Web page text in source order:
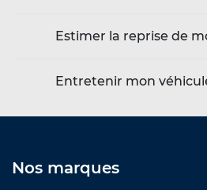
Estimer la reprise de
Entretenir mon
Nos marques